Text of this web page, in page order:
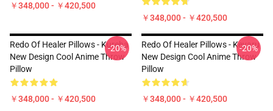
￥348,000 - ￥420,500
￥348,000 - ￥420,500
Redo Of Healer Pillows - Kureha
New Design Cool Anime Throw
Pillow
￥348,000 - ￥420,500
-20%
Redo Of Healer Pillows - Keyaru
New Design Cool Anime Throw
Pillow
￥348,000 - ￥420,500
-20%